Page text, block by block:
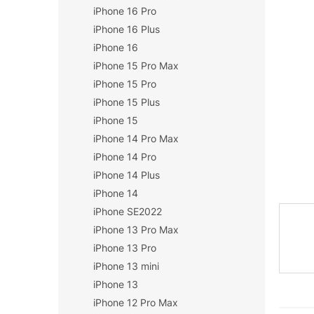
iPhone 16 Pro
iPhone 16 Plus
iPhone 16
iPhone 15 Pro Max
iPhone 15 Pro
iPhone 15 Plus
iPhone 15
iPhone 14 Pro Max
iPhone 14 Pro
iPhone 14 Plus
iPhone 14
iPhone SE2022
iPhone 13 Pro Max
iPhone 13 Pro
iPhone 13 mini
iPhone 13
iPhone 12 Pro Max